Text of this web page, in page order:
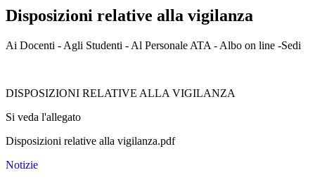
Disposizioni relative alla vigilanza
Ai Docenti - Agli Studenti - Al Personale ATA - Albo on line -Sedi
DISPOSIZIONI RELATIVE ALLA VIGILANZA
Si veda l'allegato
Disposizioni relative alla vigilanza.pdf
Notizie